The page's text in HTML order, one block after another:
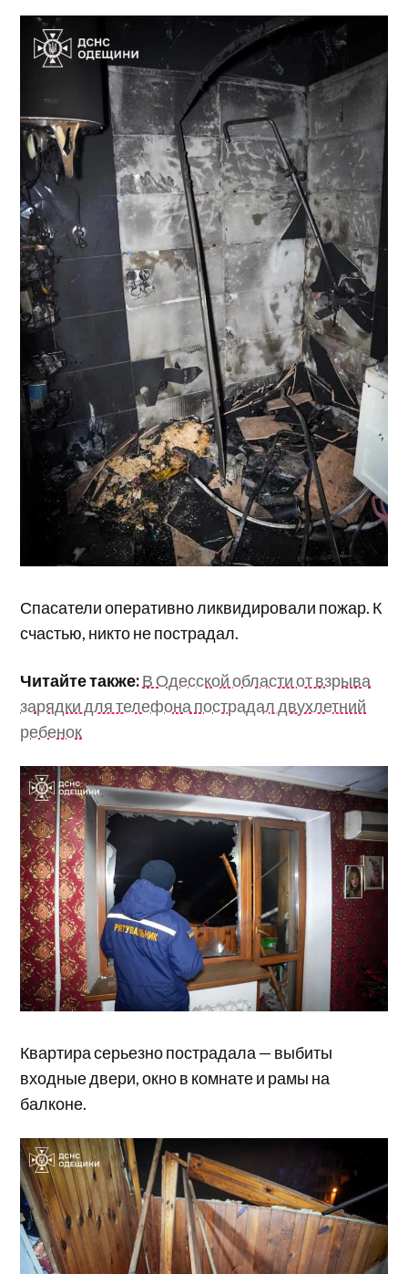
Спасатели оперативно ликвидировали пожар. К
счастью, никто не пострадал.
Читайте также:В Одесской области от взрыва
зарядки для телефона пострадал двухлетний
ребенок
Квартира серьезно пострадала — выбиты
входные двери, окно в комнате и рамы на
балконе.